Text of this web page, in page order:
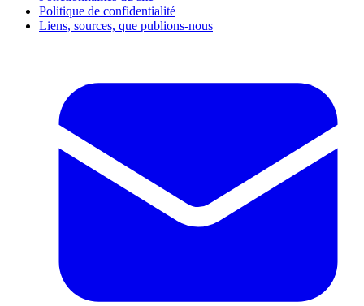
Politique de confidentialité
Liens, sources, que publions-nous